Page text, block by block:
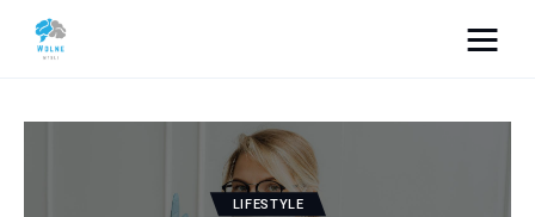
LIFESTYLE